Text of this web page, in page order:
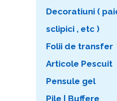
Decoratiuni (
sclipici , etc )
Folii de transfer
Articole Pescuit
Pensule gel
Pile | Buffere